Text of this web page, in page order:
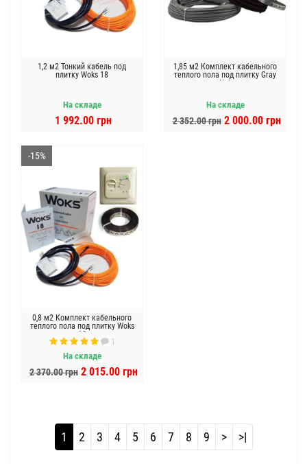
1,2 м2 Тонкий кабель под
плитку Woks 18
На складе
1 992.00 грн
1,85 м2 Комплект кабельного
теплого пола под плитку Gray
Hot
На складе
2 352.00 грн 2 000.00 грн
-15%
0,8 м2 Комплект кабельного
теплого пола под плитку Woks
18
1
На складе
2 370.00 грн 2 015.00 грн
1 2 3 4 5 6 7 8 9 > >|